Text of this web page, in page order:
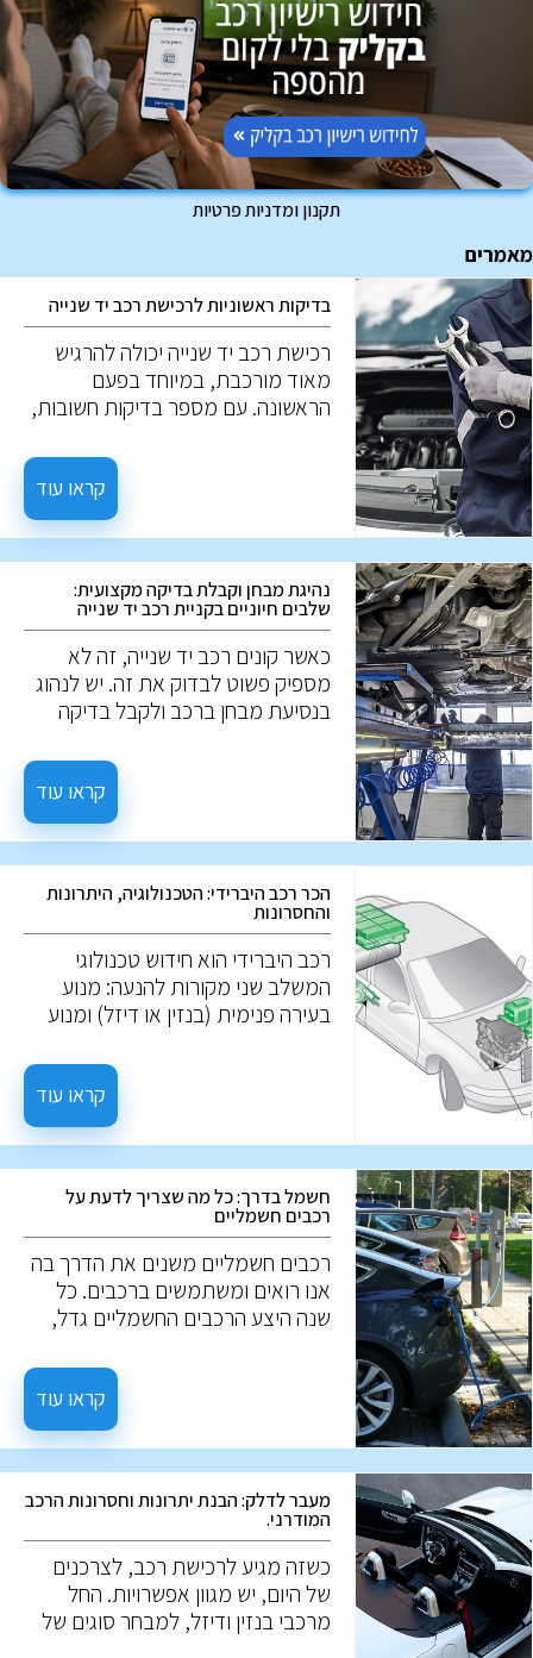
תקנון ומדניות פרטיות
מאמרים
בדיקות ראשוניות לרכישת רכב יד שנייה
רכישת רכב יד שנייה יכולה להרגיש
מאוד מורכבת, במיוחד בפעם
הראשונה. עם מספר בדיקות חשובות,
בדיקות חשובות כאשר שוקלים רכב יד
קראו עוד
נהיגת מבחן וקבלת בדיקה מקצועית:
שלבים חיוניים בקניית רכב יד שנייה
כאשר קונים רכב יד שנייה, זה לא
מספיק פשוט לבדוק את זה. יש לנהוג
בנסיעת מבחן ברכב ולקבל בדיקה
שאתה צריך לדעת: לפני נסיעת
המבחן, אפשר לבחון נזקים חיצוניים,
שפשופים, נזק לצבע, חלודה, ואף
פנסים, והמצב החיצוני של הרכב. יחד,
פרטים אלו יכולים להעיד על הטיפול
שהרכב מקבל, אך לא תמיד. ייתכן
שרכב הנראה מושך מבחוץ, עבר
טיפול שטחי בלבד למטרת המכירה.
קראו עוד
הכר רכב היברידי: הטכנולוגיה, היתרונות
והחסרונות
רכב היברידי הוא חידוש טכנולוגי
המשלב שני מקורות להנעה: מנוע
בעירה פנימית (בנזין או דיזל) ומנוע
להיות יעיל יותר בצריכת הדלק ולפחות
מזהם. אז מה הם רכבים היברידיים?
קראו עוד
חשמל בדרך: כל מה שצריך לדעת על
רכבים חשמליים
רכבים חשמליים משנים את הדרך בה
אנו רואים ומשתמשים ברכבים. כל
שנה היצע הרכבים החשמליים גדל,
בעצם רכבים חשמליים? איך הם
עובדים? במה הם שונים מרכבים
רגילים? ולמה הם כל כך מבוקשים? על
השאלות האלו, נענה במאמר הבא.
קראו עוד
מעבר לדלק: הבנת יתרונות וחסרונות הרכב
המודרני.
כשזה מגיע לרכישת רכב, לצרכנים
של היום, יש מגוון אפשרויות. החל
מרכבי בנזין ודיזל, למבחר סוגים של